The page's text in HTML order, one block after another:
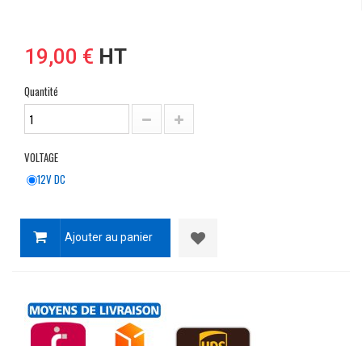
19,00 € HT
Quantité
VOLTAGE
12V DC
Ajouter au panier